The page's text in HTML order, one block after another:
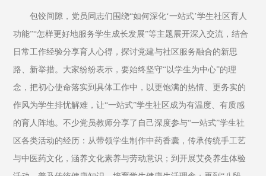
包饺间隙，党员同志们围绕“如何深化‘一站式’学生社区育人
功能”“怎样更好地服务学生成长发展”等主题展开深入交流，结合
日常工作经验分享育人心得，探讨党建与社区服务融合的新思
路、新举措。大家纷纷表示，要始终坚守“以学生为中心”的理
念，把初心使命落实到具体工作中，以更饱满的热情、更务实的
作风为学生排忧解难，让“一站式”学生社区成为有温度、有质感
的育人阵地。不少党员教师分享了自己深度参与“一站式”学生社
区各类活动的经历：从带领学生制作中药香囊，传承传统手工艺
与中医药文化，涵养文化素养与劳动意识；到开展艾灸养生体验